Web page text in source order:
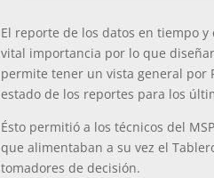
El reporte de los datos en tiempo
vital importancia por lo que
permite tener un vista general por
estado de los reportes para los
Ésto permitió a los técnicos del
que alimentaban a su vez el
tomadores de decisión.